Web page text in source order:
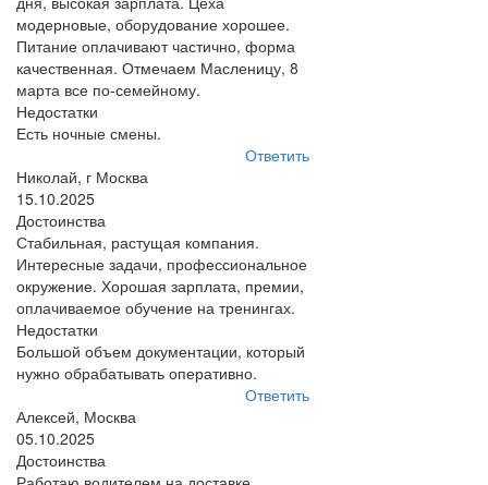
модерновые, оборудование хорошее.
Питание оплачивают частично, форма
качественная. Отмечаем Масленицу, 8
марта все по-семейному.
Недостатки
Есть ночные смены.
Ответить
Николай, г Москва
15.10.2025
Достоинства
Стабильная, растущая компания.
Интересные задачи, профессиональное
окружение. Хорошая зарплата, премии,
оплачиваемое обучение на тренингах.
Недостатки
Большой объем документации, который
нужно обрабатывать оперативно.
Ответить
Алексей, Москва
05.10.2025
Достоинства